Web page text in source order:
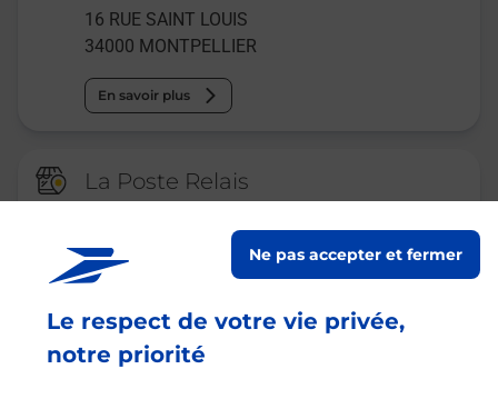
Le respect de votre vie privée,
notre priorité
Ne pas accepter et fermer
16 RUE SAINT LOUIS
34000 MONTPELLIER
En savoir plus
La Poste Relais
MONTPELLIER LA ROYALE
ouvre lundi à 08h00
25 RUE SAINT LOUIS
34000 MONTPELLIER